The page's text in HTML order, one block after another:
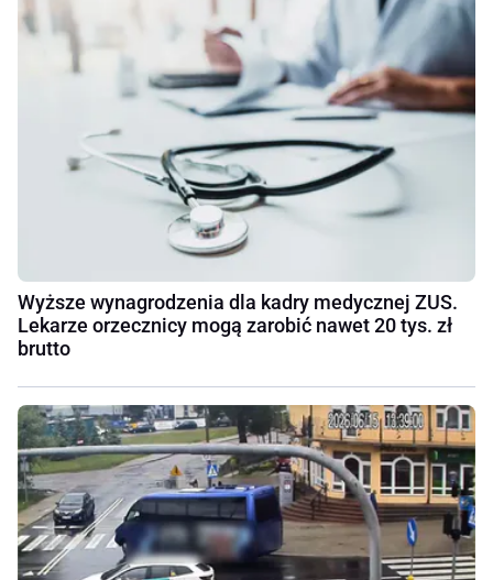
Wyższe wynagrodzenia dla kadry medycznej ZUS.
Lekarze orzecznicy mogą zarobić nawet 20 tys. zł
brutto